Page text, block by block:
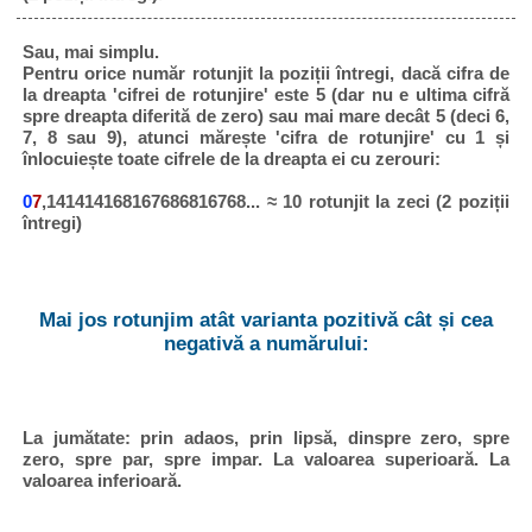
Sau, mai simplu.
Pentru orice număr rotunjit la poziții întregi, dacă cifra de
la dreapta 'cifrei de rotunjire' este 5 (dar nu e ultima cifră
spre dreapta diferită de zero) sau mai mare decât 5 (deci 6,
7, 8 sau 9), atunci mărește 'cifra de rotunjire' cu 1 și
înlocuiește toate cifrele de la dreapta ei cu zerouri:
07,141414168167686816768... ≈ 10 rotunjit la zeci (2 poziții
întregi)
Mai jos rotunjim atât varianta pozitivă cât și cea
negativă a numărului:
La jumătate: prin adaos, prin lipsă, dinspre zero, spre
zero, spre par, spre impar. La valoarea superioară. La
valoarea inferioară.